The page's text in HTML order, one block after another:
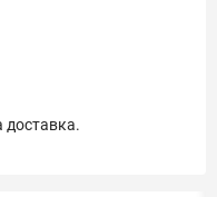
доставка.